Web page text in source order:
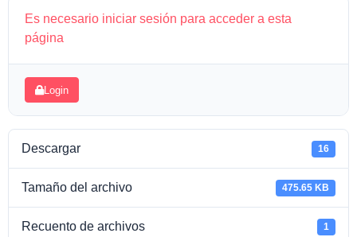
Es necesario iniciar sesión para acceder a esta
página
Login
Descargar 16
Tamaño del archivo 475.65 KB
Recuento de archivos 1